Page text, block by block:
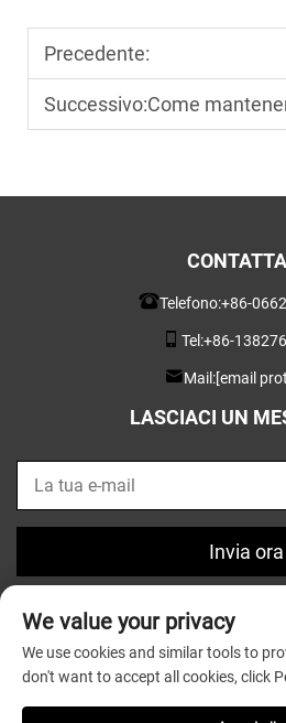
Precedente:
Successivo:Come mantenere la tua
Telefono:+86-
Tel:+86-
Mail:[email
LASCIACI UN
Invia ora
Housewares Co.,Ltd. |
We value your privacy
We use cookies and similar tools to
don't want to accept all cookies, click